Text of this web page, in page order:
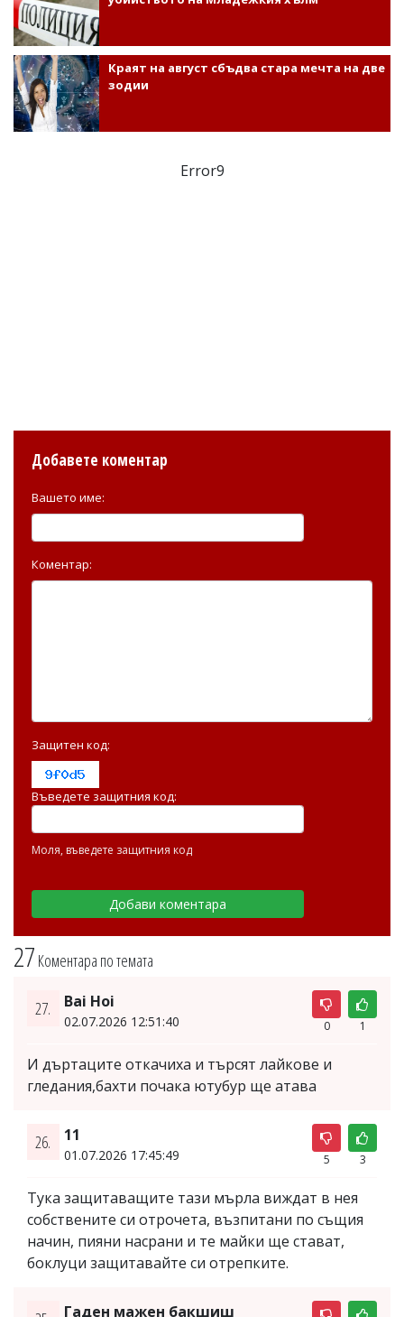
Краят на август сбъдва стара мечта на две
зодии
Error9
27 Коментара по темата
27. Bai Hoi
02.07.2026 12:51:40 0 1
И дъртаците откачиха и търсят лайкове и
гледания,бахти почака ютубур ще атава
26. 11
01.07.2026 17:45:49 5 3
Тука защитаващите тази мърла виждат в нея
собствените си отрочета, възпитани по същия
начин, пияни насрани и те майки ще стават,
боклуци защитавайте си отрепките.
Гаден мажен бакшиш
Добавете коментар
Вашето име:
Коментар:
Защитен код:
Въведете защитния код:
Моля, въведете защитния код